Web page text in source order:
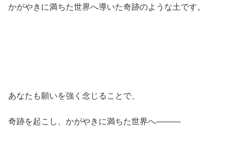
かがやきに満ちた世界へ導いた奇跡のような土です。
あなたも願いを強く念じることで、
奇跡を起こし、かがやきに満ちた世界へ―――